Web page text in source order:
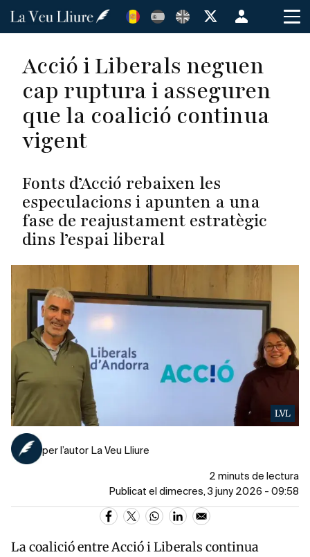
Vés
Menú
de
de
usuario
Acció i Liberals neguen
cap ruptura i asseguren
que la coalició continua
vigent
Fonts d’Acció rebaixen les
especulacions i apunten a una
fase de reajustament estratègic
dins l’espai liberal
LVL
per l’autor La Veu Lliure
2 minuts de lectura
Publicat el dimecres, 3 juny 2026 - 09:58
La coalició entre Acció i Liberals continua